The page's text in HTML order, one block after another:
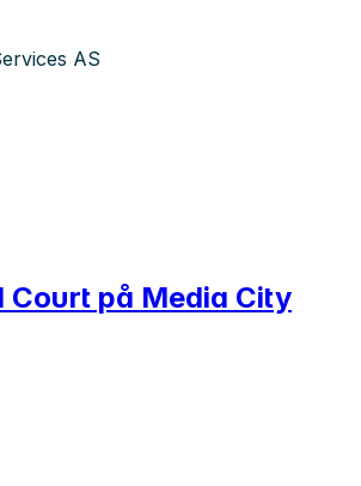
AS
Court på Media City